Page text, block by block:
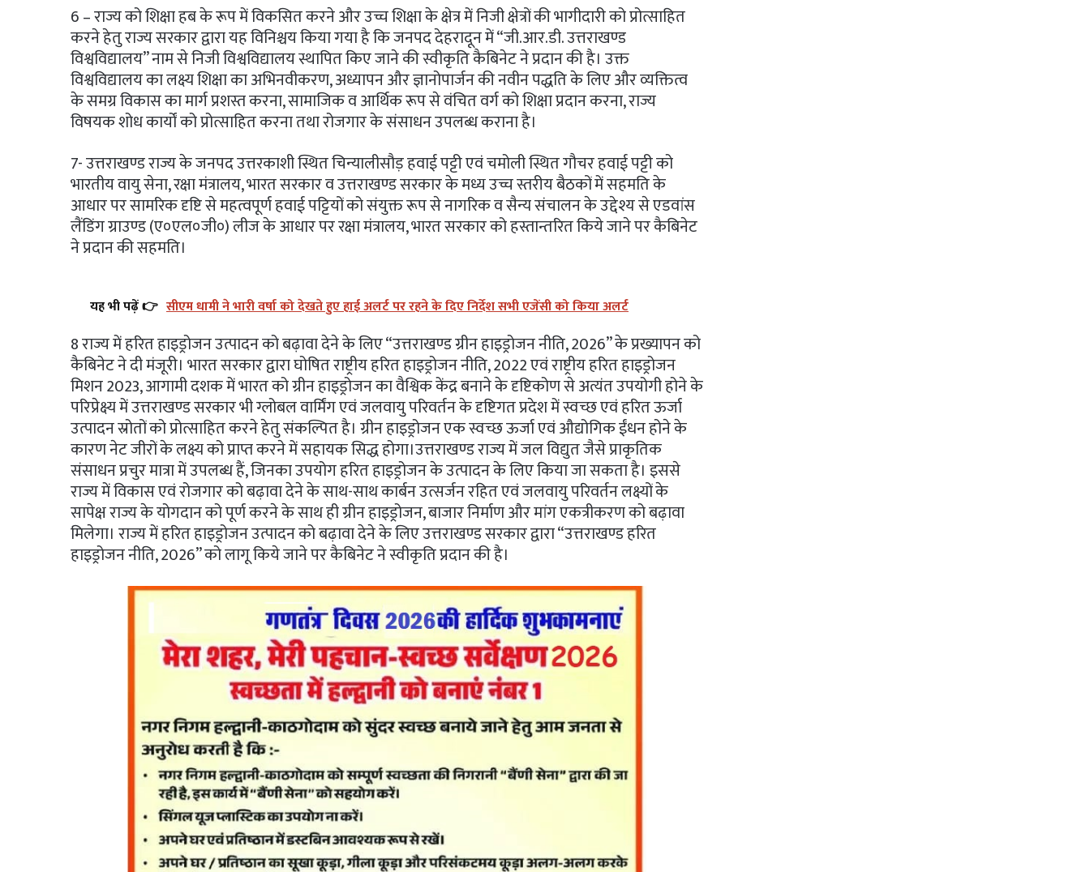
6 – राज्य को शिक्षा हब के रूप में विकसित करने और उच्च शिक्षा के क्षेत्र में निजी क्षेत्रों की भागीदारी को प्रोत्साहित
करने हेतु राज्य सरकार द्वारा यह विनिश्चय किया गया है कि जनपद देहरादून में “जी.आर.डी. उत्तराखण्ड
विश्वविद्यालय” नाम से निजी विश्वविद्यालय स्थापित किए जाने की स्वीकृति कैबिनेट ने प्रदान की है। उक्त
विश्वविद्यालय का लक्ष्य शिक्षा का अभिनवीकरण, अध्यापन और ज्ञानोपार्जन की नवीन पद्धति के लिए और व्यक्तित्व
के समग्र विकास का मार्ग प्रशस्त करना, सामाजिक व आर्थिक रूप से वंचित वर्ग को शिक्षा प्रदान करना, राज्य
विषयक शोध कार्यों को प्रोत्साहित करना तथा रोजगार के संसाधन उपलब्ध कराना है।
7- उत्तराखण्ड राज्य के जनपद उत्तरकाशी स्थित चिन्यालीसौड़ हवाई पट्टी एवं चमोली स्थित गौचर हवाई पट्टी को
भारतीय वायु सेना, रक्षा मंत्रालय, भारत सरकार व उत्तराखण्ड सरकार के मध्य उच्च स्तरीय बैठकों में सहमति के
आधार पर सामरिक दृष्टि से महत्वपूर्ण हवाई पट्टियों को संयुक्त रूप से नागरिक व सैन्य संचालन के उद्देश्य से एडवांस
लैंडिंग ग्राउण्ड (ए०एल०जी०) लीज के आधार पर रक्षा मंत्रालय, भारत सरकार को हस्तान्तरित किये जाने पर कैबिनेट
ने प्रदान की सहमति।
यह भी पढ़ें 👉 सीएम धामी ने भारी वर्षा को देखते हुए हाई अलर्ट पर रहने के दिए निर्देश सभी एजेंसी को किया अलर्ट
8 राज्य में हरित हाइड्रोजन उत्पादन को बढ़ावा देने के लिए “उत्तराखण्ड ग्रीन हाइड्रोजन नीति, 2026” के प्रख्यापन को
कैबिनेट ने दी मंजूरी। भारत सरकार द्वारा घोषित राष्ट्रीय हरित हाइड्रोजन नीति, 2022 एवं राष्ट्रीय हरित हाइड्रोजन
मिशन 2023, आगामी दशक में भारत को ग्रीन हाइड्रोजन का वैश्विक केंद्र बनाने के दृष्टिकोण से अत्यंत उपयोगी होने के
परिप्रेक्ष्य में उत्तराखण्ड सरकार भी ग्लोबल वार्मिंग एवं जलवायु परिवर्तन के दृष्टिगत प्रदेश में स्वच्छ एवं हरित ऊर्जा
उत्पादन स्रोतों को प्रोत्साहित करने हेतु संकल्पित है। ग्रीन हाइड्रोजन एक स्वच्छ ऊर्जा एवं औद्योगिक ईंधन होने के
कारण नेट जीरों के लक्ष्य को प्राप्त करने में सहायक सिद्ध होगा।उत्तराखण्ड राज्य में जल विद्युत जैसे प्राकृतिक
संसाधन प्रचुर मात्रा में उपलब्ध हैं, जिनका उपयोग हरित हाइड्रोजन के उत्पादन के लिए किया जा सकता है। इससे
राज्य में विकास एवं रोजगार को बढ़ावा देने के साथ-साथ कार्बन उत्सर्जन रहित एवं जलवायु परिवर्तन लक्ष्यों के
सापेक्ष राज्य के योगदान को पूर्ण करने के साथ ही ग्रीन हाइड्रोजन, बाजार निर्माण और मांग एकत्रीकरण को बढ़ावा
मिलेगा। राज्य में हरित हाइड्रोजन उत्पादन को बढ़ावा देने के लिए उत्तराखण्ड सरकार द्वारा “उत्तराखण्ड हरित
हाइड्रोजन नीति, 2026” को लागू किये जाने पर कैबिनेट ने स्वीकृति प्रदान की है।